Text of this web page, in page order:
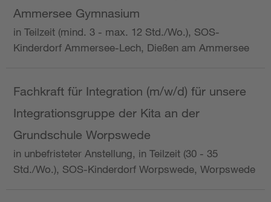
Ammersee Gymnasium
in Teilzeit (mind. 3 - max. 12 Std./Wo.), SOS-
Kinderdorf Ammersee-Lech, Dießen am Ammersee
Fachkraft für Integration (m/w/d) für unsere
Integrationsgruppe der Kita an der
Grundschule Worpswede
in unbefristeter Anstellung, in Teilzeit (30 - 35
Std./Wo.), SOS-Kinderdorf Worpswede, Worpswede